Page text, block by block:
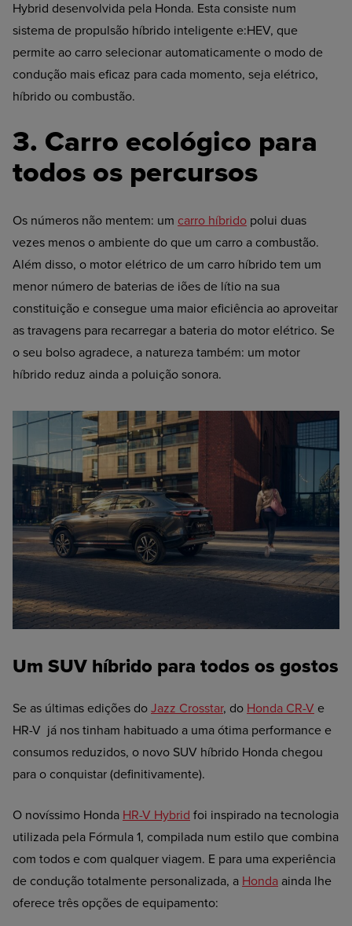
Hybrid desenvolvida pela Honda. Esta consiste num
sistema de propulsão híbrido inteligente e:HEV, que
permite ao carro selecionar automaticamente o modo de
condução mais eficaz para cada momento, seja elétrico,
híbrido ou combustão.
3. Carro ecológico para
todos os percursos
Os números não mentem: um carro híbrido polui duas
vezes menos o ambiente do que um carro a combustão.
Além disso, o motor elétrico de um carro híbrido tem um
menor número de baterias de iões de lítio na sua
constituição e consegue uma maior eficiência ao aproveitar
as travagens para recarregar a bateria do motor elétrico. Se
o seu bolso agradece, a natureza também: um motor
híbrido reduz ainda a poluição sonora.
Um SUV híbrido para todos os gostos
Se as últimas edições do Jazz Crosstar, do Honda CR-V e
HR-V já nos tinham habituado a uma ótima performance e
consumos reduzidos, o novo SUV híbrido Honda chegou
para o conquistar (definitivamente).
O novíssimo Honda HR-V Hybrid foi inspirado na tecnologia
utilizada pela Fórmula 1, compilada num estilo que combina
com todos e com qualquer viagem. E para uma experiência
de condução totalmente personalizada, a Honda ainda lhe
oferece três opções de equipamento: